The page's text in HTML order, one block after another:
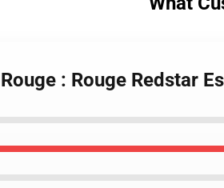
: Rouge Redstar